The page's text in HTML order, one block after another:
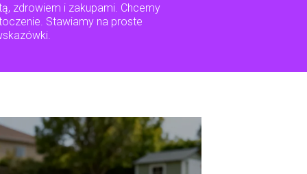
zdrowiem i zakupami. Chcemy
Stawiamy na proste